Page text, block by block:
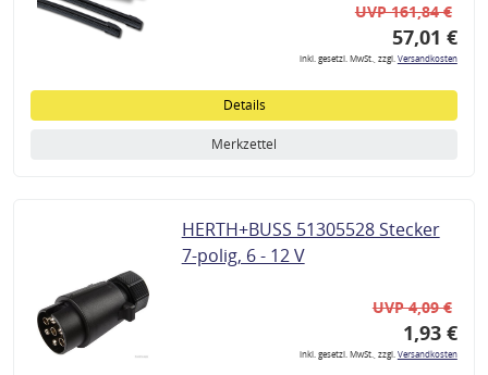
UVP 161,84 €
57,01 €
inkl. gesetzl. MwSt., zzgl.Versandkosten
Details
Merkzettel
HERTH+BUSS 51305528 Stecker
7-polig, 6 - 12 V
UVP 4,09 €
1,93 €
inkl. gesetzl. MwSt., zzgl.Versandkosten